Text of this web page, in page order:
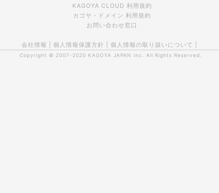
KAGOYA CLOUD 利用規約
カゴヤ・ドメイン 利用規約
お問い合わせ窓口
会社情報 個人情報保護方針 個人情報の取り扱いについて
Copyright © 2007-2020 KAGOYA JAPAN Inc. All Rights Reserved.